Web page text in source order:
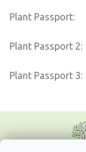
Plant Passport:
Plant Passport 2:
Plant Passport 3:
p